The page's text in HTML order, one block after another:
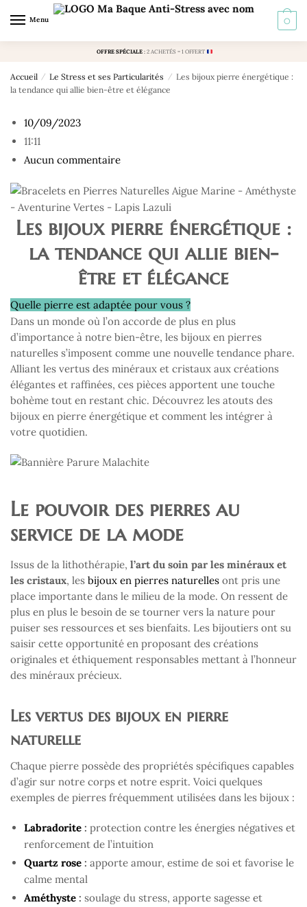
navigation
content
Menu 0
OFFRE SPÉCIALE:2 ACHETÉS = 1 OFFERT
Accueil / Le Stress et ses Particularités / Les bijoux pierre énergétique :
la tendance qui allie bien-être et élégance
10/09/2023
11:11
Aucun commentaire
Les bijoux pierre énergétique :
la tendance qui allie bien-
être et élégance
Quelle pierre est adaptée pour vous ?
Dans un monde où l’on accorde de plus en plus
d’importance à notre bien-être, les bijoux en pierres
naturelles s’imposent comme une nouvelle tendance phare.
Alliant les vertus des minéraux et cristaux aux créations
élégantes et raffinées, ces pièces apportent une touche
bohème tout en restant chic. Découvrez les atouts des
bijoux en pierre énergétique et comment les intégrer à
votre quotidien.
Le pouvoir des pierres au
service de la mode
Issus de la lithothérapie, l’art du soin par les minéraux et
les cristaux, les bijoux en pierres naturelles ont pris une
place importante dans le milieu de la mode. On ressent de
plus en plus le besoin de se tourner vers la nature pour
puiser ses ressources et ses bienfaits. Les bijoutiers ont su
saisir cette opportunité en proposant des créations
originales et éthiquement responsables mettant à l’honneur
des minéraux précieux.
Les vertus des bijoux en pierre
naturelle
Chaque pierre possède des propriétés spécifiques capables
d’agir sur notre corps et notre esprit. Voici quelques
exemples de pierres fréquemment utilisées dans les bijoux :
Labradorite : protection contre les énergies négatives et
renforcement de l’intuition
Quartz rose : apporte amour, estime de soi et favorise le
calme mental
Améthyste : soulage du stress, apporte sagesse et